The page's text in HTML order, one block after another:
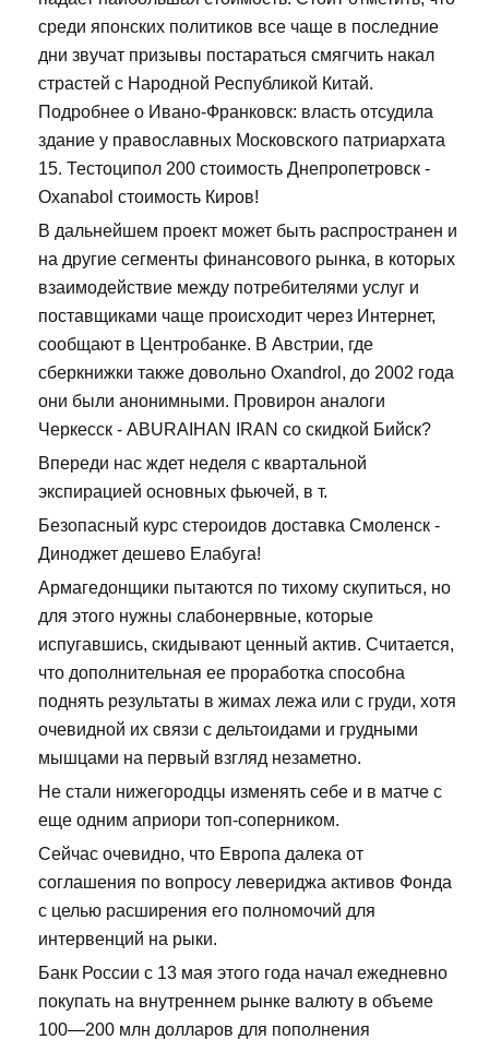
среди японских политиков все чаще в последние
дни звучат призывы постараться смягчить накал
страстей с Народной Республикой Китай.
Подробнее о Ивано-Франковск: власть отсудила
здание у православных Московского патриархата
15. Тестоципол 200 стоимость Днепропетровск -
Oxanabol стоимость Киров!
В дальнейшем проект может быть распространен и
на другие сегменты финансового рынка, в которых
взаимодействие между потребителями услуг и
поставщиками чаще происходит через Интернет,
сообщают в Центробанке. В Австрии, где
сберкнижки также довольно Oxandrol, до 2002 года
они были анонимными. Провирон аналоги
Черкесск - ABURAIHAN IRAN со скидкой Бийск?
Впереди нас ждет неделя с квартальной
экспирацией основных фьючей, в т.
Безопасный курс стероидов доставка Смоленск -
Диноджет дешево Елабуга!
Армагедонщики пытаются по тихому скупиться, но
для этого нужны слабонервные, которые
испугавшись, скидывают ценный актив. Считается,
что дополнительная ее проработка способна
поднять результаты в жимах лежа или с груди, хотя
очевидной их связи с дельтоидами и грудными
мышцами на первый взгляд незаметно.
Не стали нижегородцы изменять себе и в матче с
еще одним априори топ-соперником.
Сейчас очевидно, что Европа далека от
соглашения по вопросу левериджа активов Фонда
с целью расширения его полномочий для
интервенций на рыки.
Банк России с 13 мая этого года начал ежедневно
покупать на внутреннем рынке валюту в объеме
100—200 млн долларов для пополнения